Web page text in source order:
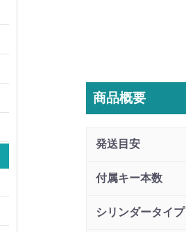
商品概要
発送目安
付属キー本数
シリンダータイプ